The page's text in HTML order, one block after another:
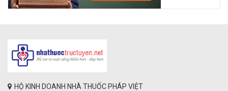
HỘ KINH DOANH NHÀ THUỐC PHÁP VIỆT